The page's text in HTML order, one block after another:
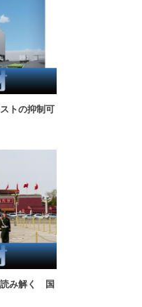
トの抑制可
読み解く 国